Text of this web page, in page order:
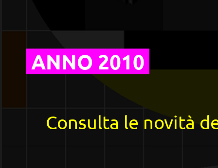
ANNO 2010
Consulta le novità